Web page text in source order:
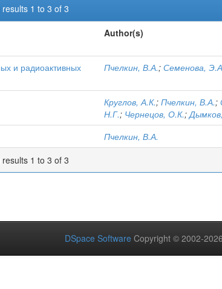
1 to 3 of 3
Author(s)
и радиоактивных
Пчелкин, В.А.; Семенова,
Круглов, А.К.; Пчелкин, В.А.;
Н.Г.; Чернецов, О.К.;
Пчелкин, В.А.
1 to 3 of 3
DSpace Software Copyright © 2002-2026